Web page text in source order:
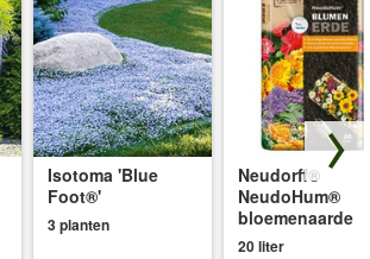
Isotoma 'Blue
Foot®'
3 planten
Neudorff®
NeudoHum®
bloemenaarde
20 liter